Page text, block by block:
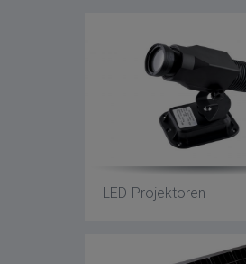
LED-Projektoren